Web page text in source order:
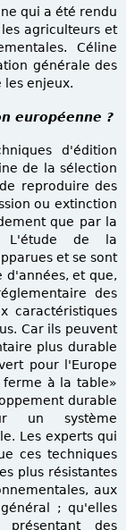
qui a été rendu
agriculteurs et
Céline
générale des
les enjeux.
européenne ?
d'édition
de la sélection
reproduire des
ou extinction
que par la
L'étude de la
et se sont
d'années, et que,
des
caractéristiques
Car ils peuvent
plus durable
pour l'Europe
ferme à la table»
durable
un système
Les experts qui
ces techniques
plus résistantes
aux
; qu'elles
des